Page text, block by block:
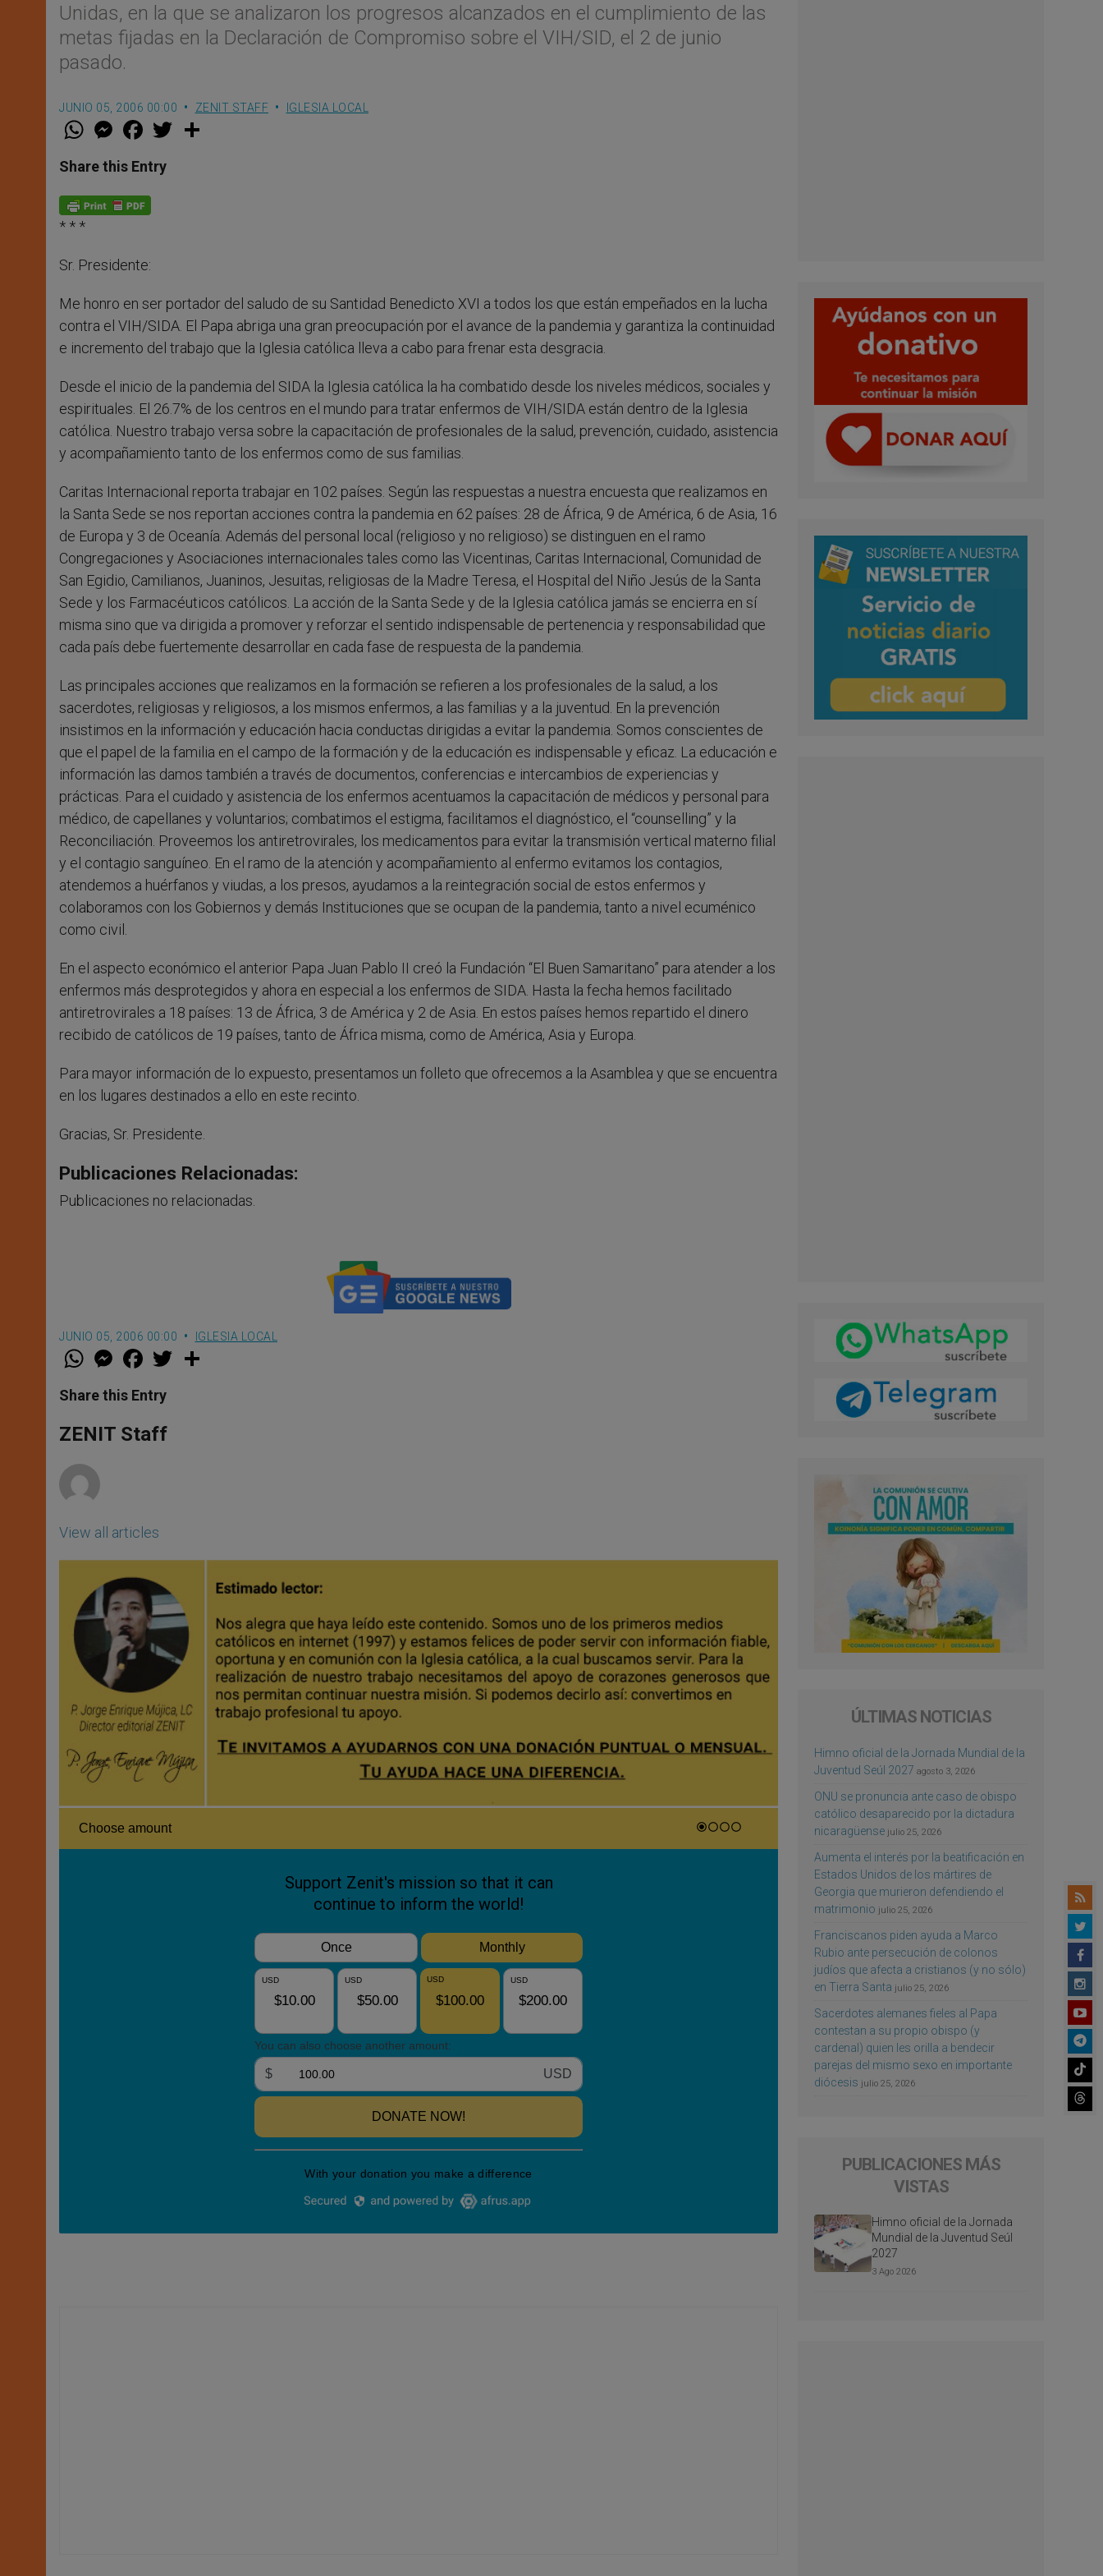
Unidas, en la que se analizaron los progresos alcanzados en el cumplimiento de las
metas fijadas en la Declaración de Compromiso sobre el VIH/SID, el 2 de junio
pasado.
JUNIO 05, 2006 00:00 ZENIT STAFF IGLESIA LOCAL
W
t
s
p
p
M
e
s
e
g
e
F
a
e
b
o
k
w
Share this Entry
* * *
Sr. Presidente:
Me honro en ser portador del saludo de su Santidad Benedicto XVI a todos los que están empeñados en la lucha
contra el VIH/SIDA. El Papa abriga una gran preocupación por el avance de la pandemia y garantiza la continuidad
e incremento del trabajo que la Iglesia católica lleva a cabo para frenar esta desgracia.
Desde el inicio de la pandemia del SIDA la Iglesia católica la ha combatido desde los niveles médicos, sociales y
espirituales. El 26.7% de los centros en el mundo para tratar enfermos de VIH/SIDA están dentro de la Iglesia
católica. Nuestro trabajo versa sobre la capacitación de profesionales de la salud, prevención, cuidado, asistencia
y acompañamiento tanto de los enfermos como de sus familias.
Caritas Internacional reporta trabajar en 102 países. Según las respuestas a nuestra encuesta que realizamos en
la Santa Sede se nos reportan acciones contra la pandemia en 62 países: 28 de África, 9 de América, 6 de Asia, 16
de Europa y 3 de Oceanía. Además del personal local (religioso y no religioso) se distinguen en el ramo
Congregaciones y Asociaciones internacionales tales como las Vicentinas, Caritas Internacional, Comunidad de
San Egidio, Camilianos, Juaninos, Jesuitas, religiosas de la Madre Teresa, el Hospital del Niño Jesús de la Santa
Sede y los Farmacéuticos católicos. La acción de la Santa Sede y de la Iglesia católica jamás se encierra en sí
misma sino que va dirigida a promover y reforzar el sentido indispensable de pertenencia y responsabilidad que
cada país debe fuertemente desarrollar en cada fase de respuesta de la pandemia.
Las principales acciones que realizamos en la formación se refieren a los profesionales de la salud, a los
sacerdotes, religiosas y religiosos, a los mismos enfermos, a las familias y a la juventud. En la prevención
insistimos en la información y educación hacia conductas dirigidas a evitar la pandemia. Somos conscientes de
que el papel de la familia en el campo de la formación y de la educación es indispensable y eficaz. La educación e
información las damos también a través de documentos, conferencias e intercambios de experiencias y
prácticas. Para el cuidado y asistencia de los enfermos acentuamos la capacitación de médicos y personal para
médico, de capellanes y voluntarios; combatimos el estigma, facilitamos el diagnóstico, el “counselling” y la
Reconciliación. Proveemos los antiretrovirales, los medicamentos para evitar la transmisión vertical materno filial
y el contagio sanguíneo. En el ramo de la atención y acompañamiento al enfermo evitamos los contagios,
atendemos a huérfanos y viudas, a los presos, ayudamos a la reintegración social de estos enfermos y
colaboramos con los Gobiernos y demás Instituciones que se ocupan de la pandemia, tanto a nivel ecuménico
como civil.
En el aspecto económico el anterior Papa Juan Pablo II creó la Fundación “El Buen Samaritano” para atender a los
enfermos más desprotegidos y ahora en especial a los enfermos de SIDA. Hasta la fecha hemos facilitado
antiretrovirales a 18 países: 13 de África, 3 de América y 2 de Asia. En estos países hemos repartido el dinero
recibido de católicos de 19 países, tanto de África misma, como de América, Asia y Europa.
Para mayor información de lo expuesto, presentamos un folleto que ofrecemos a la Asamblea y que se encuentra
en los lugares destinados a ello en este recinto.
Gracias, Sr. Presidente.
Publicaciones Relacionadas:
Publicaciones no relacionadas.
JUNIO 05, 2006 00:00 IGLESIA LOCAL
W
t
s
p
p
M
e
s
e
g
e
F
a
e
b
o
k
w
Share this Entry
ZENIT Staff
View all articles
ÚLTIMAS NOTICIAS
Himno oficial de la Jornada Mundial de la
Juventud Seúl 2027 agosto 3, 2026
ONU se pronuncia ante caso de obispo
católico desaparecido por la dictadura
nicaragüense julio 25, 2026
Aumenta el interés por la beatificación en
Estados Unidos de los mártires de
Georgia que murieron defendiendo el
matrimonio julio 25, 2026
Franciscanos piden ayuda a Marco
Rubio ante persecución de colonos
judíos que afecta a cristianos (y no sólo)
en Tierra Santa julio 25, 2026
Sacerdotes alemanes fieles al Papa
contestan a su propio obispo (y
cardenal) quien les orilla a bendecir
parejas del mismo sexo en importante
diócesis julio 25, 2026
PUBLICACIONES MÁS
VISTAS
Himno oficial de la Jornada
Mundial de la Juventud Seúl
2027
3 Ago 2026